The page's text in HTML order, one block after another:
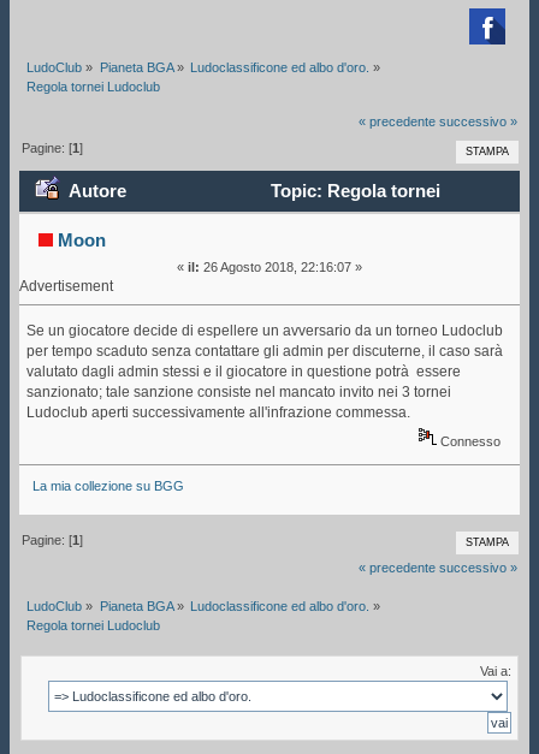

LudoClub » Pianeta BGA» Ludoclassificone ed albo d'oro. »
Regola tornei Ludoclub
« precedente successivo »
STAMPA
Pagine: [1]
Autore
Topic: Regola tornei
Ludoclub (Letto 48487 volte)
Moon
« il: 26 Agosto 2018, 22:16:07 »
Advertisement
Se un giocatore decide di espellere un avversario da un torneo Ludoclub
per tempo scaduto senza contattare gli admin per discuterne, il caso sarà
valutato dagli admin stessi e il giocatore in questione potrà essere
sanzionato; tale sanzione consiste nel mancato invito nei 3 tornei
Ludoclub aperti successivamente all'infrazione commessa.
Connesso
La mia collezione su BGG
STAMPA
Pagine: [1]
« precedente successivo »
LudoClub » Pianeta BGA» Ludoclassificone ed albo d'oro. »
Regola tornei Ludoclub
Vai a: